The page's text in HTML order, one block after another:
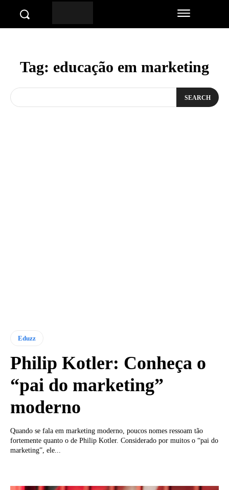
Tag: educação em marketing
SEARCH
Eduzz
Philip Kotler: Conheça o
“pai do marketing”
moderno
Quando se fala em marketing moderno, poucos nomes ressoam tão
fortemente quanto o de Philip Kotler. Considerado por muitos o “pai do
marketing”, ele...